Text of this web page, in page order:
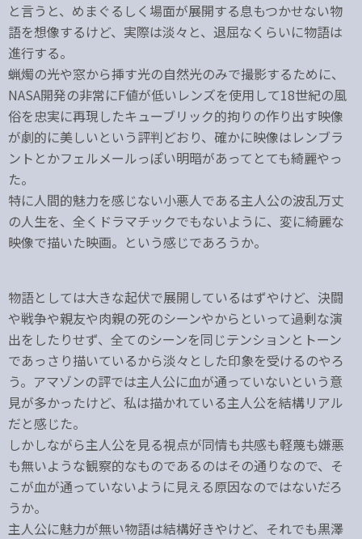
と言うと、めまぐるしく場面が展開する息もつかせない物
語を想像するけど、実際は淡々と、退屈なくらいに物語は
進行する。
蝋燭の光や窓から挿す光の自然光のみで撮影するために、
NASA開発の非常にF値が低いレンズを使用して18世紀の風
俗を忠実に再現したキューブリック的拘りの作り出す映像
が劇的に美しいという評判どおり、確かに映像はレンブラ
ントとかフェルメールっぽい明暗があってとても綺麗やっ
た。
特に人間的魅力を感じない小悪人である主人公の波乱万丈
の人生を、全くドラマチックでもないように、変に綺麗な
映像で描いた映画。という感じであろうか。
物語としては大きな起伏で展開しているはずやけど、決闘
や戦争や親友や肉親の死のシーンやからといって過剰な演
出をしたりせず、全てのシーンを同じテンションとトーン
であっさり描いているから淡々とした印象を受けるのやろ
う。アマゾンの評では主人公に血が通っていないという意
見が多かったけど、私は描かれている主人公を結構リアル
だと感じた。
しかしながら主人公を見る視点が同情も共感も軽蔑も嫌悪
も無いような観察的なものであるのはその通りなので、そ
こが血が通っていないように見える原因なのではないだろ
うか。
主人公に魅力が無い物語は結構好きやけど、それでも黒澤